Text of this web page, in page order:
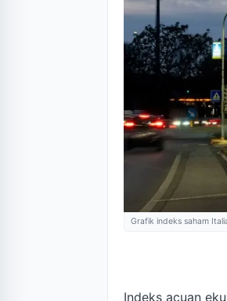
Grafik indeks saham
Indeks acuan